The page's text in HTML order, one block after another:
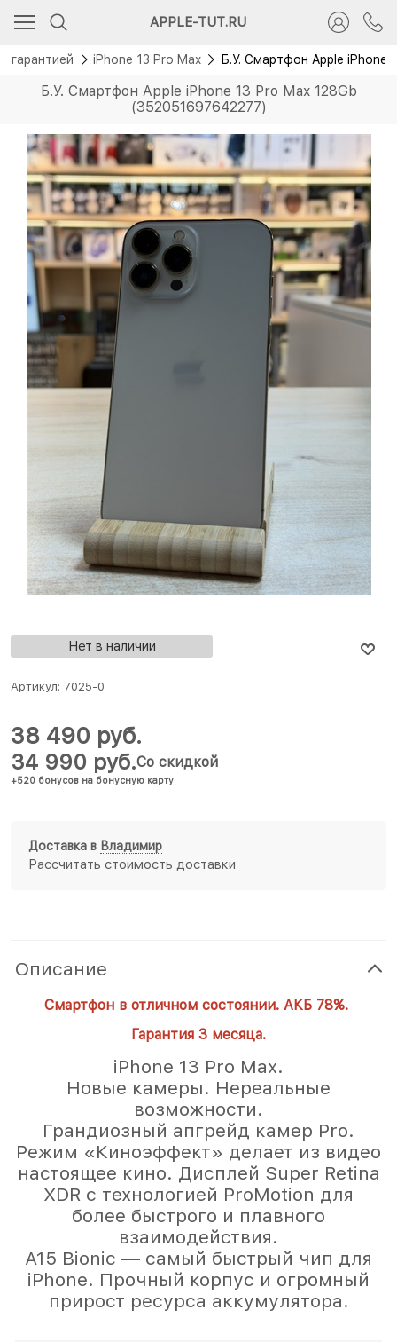
APPLE-TUT.RU
гарантией iPhone 13 Pro Max Б.У. Смартфон Apple iPhone
Б.У. Смартфон Apple iPhone 13 Pro Max 128Gb
(352051697642277)
Нет в наличии
Артикул: 7025-0
34 990 руб.
+520 бонусов на бонусную карту
Со скидкой
38 490 руб.
Доставка в Владимир
Рассчитать стоимость доставки
Описание
Смартфон в отличном состоянии. АКБ 78%.
Гарантия 3 месяца.
iPhone 13 Pro Max.
Новые камеры. Нереальные
возможности.
Грандиозный апгрейд камер Pro.
Режим «Киноэффект» делает из видео
настоящее кино. Дисплей Super Retina
XDR с технологией ProMotion для
более быстрого и плавного
взаимодействия.
А15 Bionic — самый быстрый чип для
iPhone. Прочный корпус и огромный
прирост ресурса аккумулятора.